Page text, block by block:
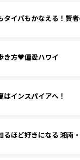
タイパもかなえる！賢
き方♥偏愛ハワイ
はインスパイアへ！
るほど好きになる 湘南